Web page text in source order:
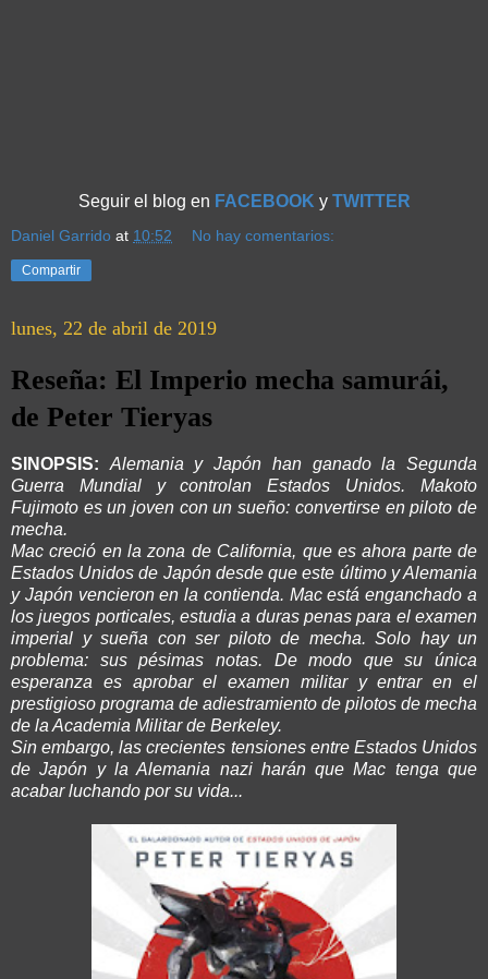
Seguir el blog en FACEBOOK y TWITTER
Daniel Garrido at 10:52 No hay comentarios:
Compartir
lunes, 22 de abril de 2019
Reseña: El Imperio mecha samurái,
de Peter Tieryas
SINOPSIS: Alemania y Japón han ganado la Segunda
Guerra Mundial y controlan Estados Unidos. Makoto
Fujimoto es un joven con un sueño: convertirse en piloto de
mecha.
Mac creció en la zona de California, que es ahora parte de
Estados Unidos de Japón desde que este último y Alemania
y Japón vencieron en la contienda. Mac está enganchado a
los juegos porticales, estudia a duras penas para el examen
imperial y sueña con ser piloto de mecha. Solo hay un
problema: sus pésimas notas. De modo que su única
esperanza es aprobar el examen militar y entrar en el
prestigioso programa de adiestramiento de pilotos de mecha
de la Academia Militar de Berkeley.
Sin embargo, las crecientes tensiones entre Estados Unidos
de Japón y la Alemania nazi harán que Mac tenga que
acabar luchando por su vida...